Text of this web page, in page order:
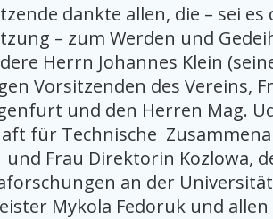
dankte allen, die – sei
– zum Werden und
Herrn Johannes Klein
Vorsitzenden des Vereins,
und den Herren Mag.
für Technische
Frau Direktorin Kozlowa,
an der
Mykola Fedoruk und